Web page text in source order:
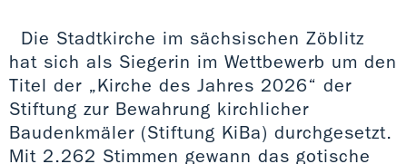
Die Stadtkirche im sächsischen Zöblitz
hat sich als Siegerin im Wettbewerb um den
Titel der „Kirche des Jahres 2026“ der
Stiftung zur Bewahrung kirchlicher
Baudenkmäler (Stiftung KiBa) durchgesetzt.
Mit 2.262 Stimmen gewann das gotische